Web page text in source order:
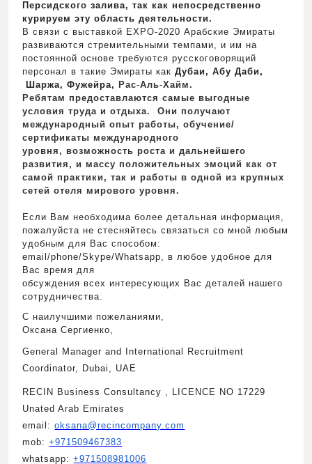
Персидскoгозалива, так как непосредственно
курируем эту область деятельности.
В связи с выставкой EXPO-2020 Арабские Эмираты
развиваются стремительными темпами, и им на
постоянной основе требуются русскоговорящий
персонал в такие Эмираты какДубаи, Абу Даби,
Шаржа, Фужейра, Рас-Аль-Хайм.
Ребятам предоставлаются самые выгодные
условия труда и отдыха. Oни получают
международный опыт работы, обучение/
сертификаты международного
уровня, возможность роста и дальнейшего
развития, и массу положительных эмоций как от
самой практики, так и работы в одной из крупных
сетей отеля мирового уровня.
Если Вам необходима более детальная информация,
пожалуйста не стесняйтесь связаться со мной любым
удобным для Вас способом:
email/phone/Skype/Whatsapp, в любое удобное для
Вас время для
обсуждения всех интересующих Вас деталей нашего
сотрудничества.
С наилучшими пожеланиями,
Оксана Сергиенко,
General Manager and
International Recruitment
Coordinator,
Dubai, UAE
RECIN Business Consultancy , LICENCE NO 17229
Unated Arab Emirates
email:oksana@recincompany.com
mob:+971509467383
whatsapp:+971508981006